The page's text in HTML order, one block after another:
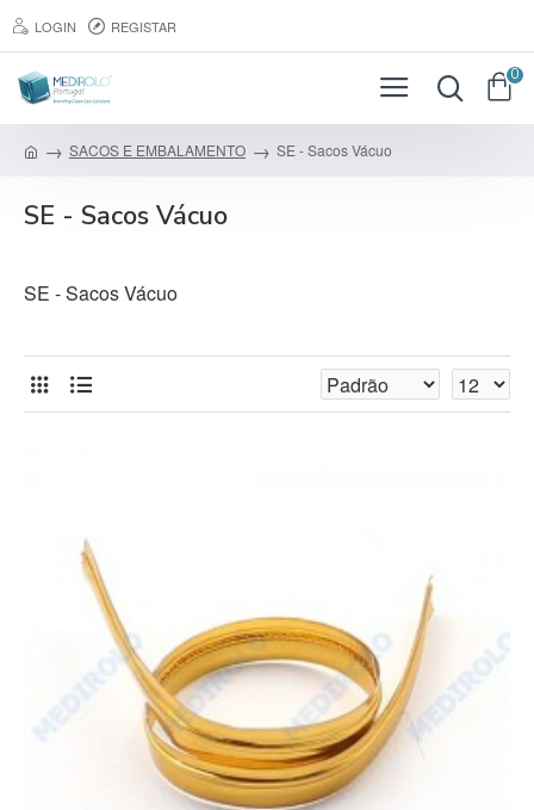
LOGIN REGISTAR
0
SACOS E EMBALAMENTO SE - Sacos Vácuo
SE - Sacos Vácuo
SE - Sacos Vácuo